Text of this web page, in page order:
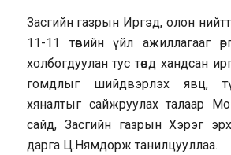
Засгийн газрын Иргэд, олон
11-11 төвийн үйл ажиллагааг
холбогдуулан тус төвд хандсан
гомдлыг шийдвэрлэх явц,
хяналтыг сайжруулах талаар
сайд, Засгийн газрын Хэрэг
дарга Ц.Нямдорж танилцууллаа.